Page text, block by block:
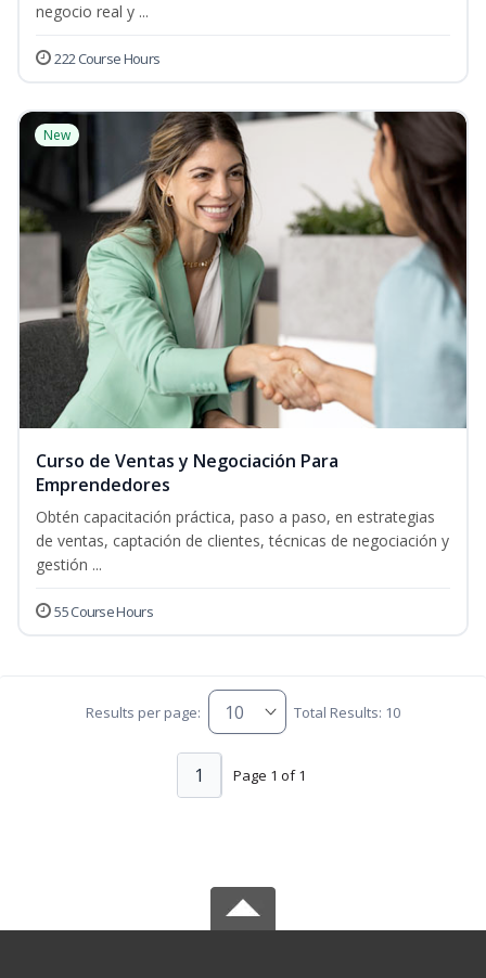
negocio real y ...
222 Course Hours
New
Curso de Ventas y Negociación Para
Emprendedores
Obtén capacitación práctica, paso a paso, en estrategias
de ventas, captación de clientes, técnicas de negociación y
gestión ...
55 Course Hours
Results per page: Total Results: 10
Page 1 of 1
1